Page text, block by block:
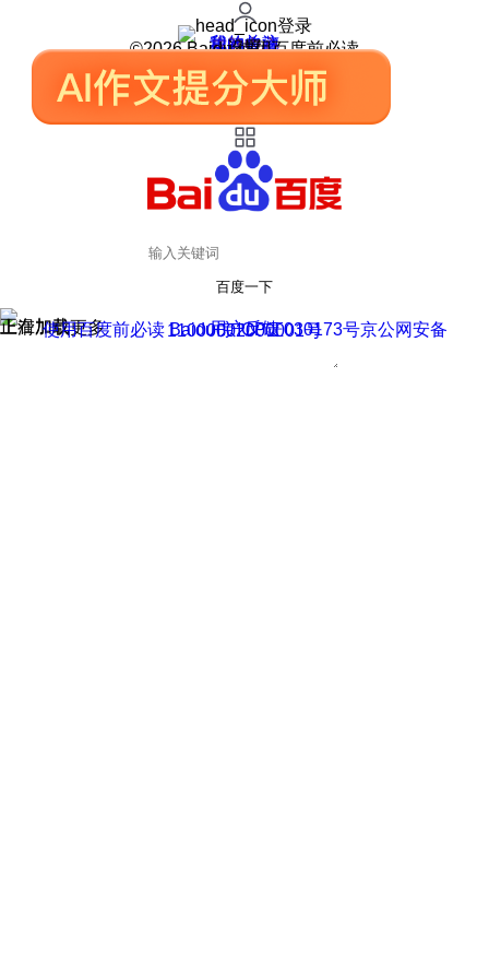
登录
我的关注
我的收藏
皮肤中心
用户反馈
设置
©2026 Baidu 使用百度前必读
百度一下
正在加载
上滑加载更多 用户反馈
使用百度前必读 Baidu 京ICP证030173号
京公网安备11000002000001号